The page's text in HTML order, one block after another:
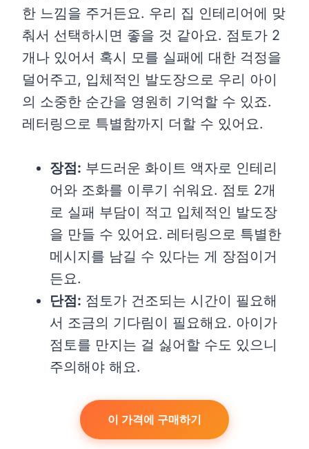
한 느낌을 주거든요. 우리 집 인테리어에 맞
춰서 선택하시면 좋을 것 같아요. 점토가 2
개나 있어서 혹시 모를 실패에 대한 걱정을
덜어주고, 입체적인 발도장으로 우리 아이
의 소중한 순간을 영원히 기억할 수 있죠.
레터링으로 특별함까지 더할 수 있어요.
장점: 부드러운 화이트 액자로 인테리
어와 조화를 이루기 쉬워요. 점토 2개
로 실패 부담이 적고 입체적인 발도장
을 만들 수 있어요. 레터링으로 특별한
메시지를 남길 수 있다는 게 장점이거
든요.
단점: 점토가 건조되는 시간이 필요해
서 조금의 기다림이 필요해요. 아이가
점토를 만지는 걸 싫어할 수도 있으니
주의해야 해요.
이 가격에 구매하기